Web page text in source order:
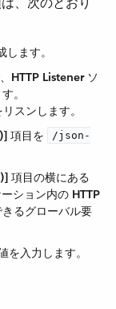
ます。
HTTP Listener​ ソ
。
スンします。
​ 項目を ​
/json-
​ 項目の横にある
ション内の HTTP
るグローバル要
を入力します。